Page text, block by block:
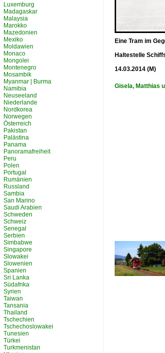
Eine Tram im
Haltestelle
14.03.2014 (M)
Gisela, Matthias
Luxemburg
Madagaskar
Malaysia
Marokko
Mazedonien
Mexiko
Moldawien
Monaco
Mongolei
Montenegro
Mosambik
Myanmar | Burma
Namibia
Neuseeland
Niederlande
Nordkorea
Norwegen
Österreich
Pakistan
Palästina
Panama
Panoramafreiheit
Peru
Polen
Portugal
Rumänien
Russland
Sambia
San Marino
Saudi Arabien
Schweden
Schweiz
Senegal
Serbien
Simbabwe
Singapore
Slowakei
Slowenien
Spanien
Sri Lanka
Südafrika
Syrien
Taiwan
Tansania
Thailand
Tschechien
Tschechoslowakei
Tunesien
Türkei
Turkmenistan